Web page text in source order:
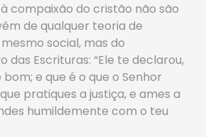
compaixão do cristão não são
de qualquer teoria de
social, mas do
das Escrituras: “Ele te declarou,
e que é o que o Senhor
pratiques a justiça, e ames a
humildemente com o teu